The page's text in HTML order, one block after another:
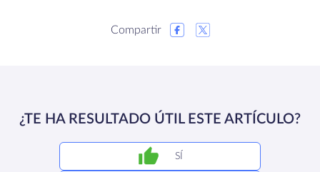
Compartir
¿TE HA RESULTADO ÚTIL ESTE ARTÍCULO?
SÍ